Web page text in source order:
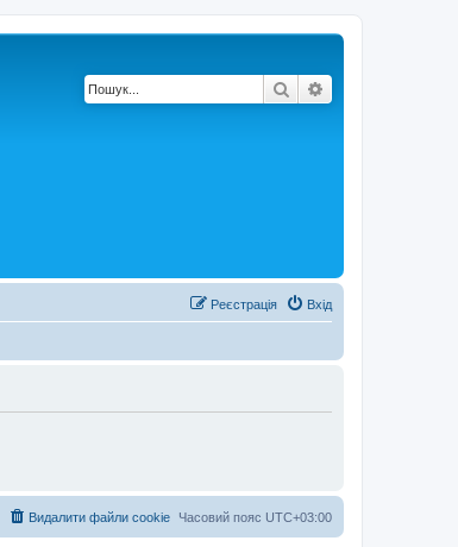
Пошук
Вхід
Реєстрація
Часовий пояс UTC+03:00
Видалити файли cookie